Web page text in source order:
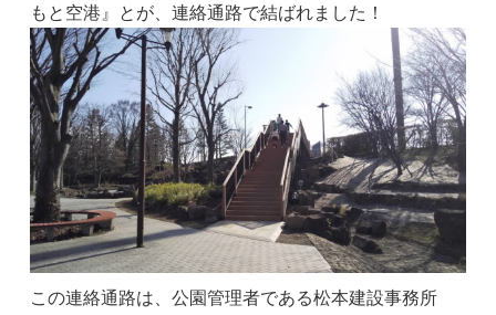
もと空港』とが、連絡通路で結ばれました！
この連絡通路は、公園管理者である松本建設事務所